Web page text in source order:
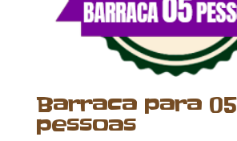
Barraca para 05
pessoas